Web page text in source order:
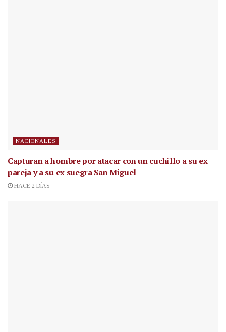
NACIONALES
Capturan a hombre por atacar con un cuchillo a su ex
pareja y a su ex suegra San Miguel
HACE 2 DÍAS